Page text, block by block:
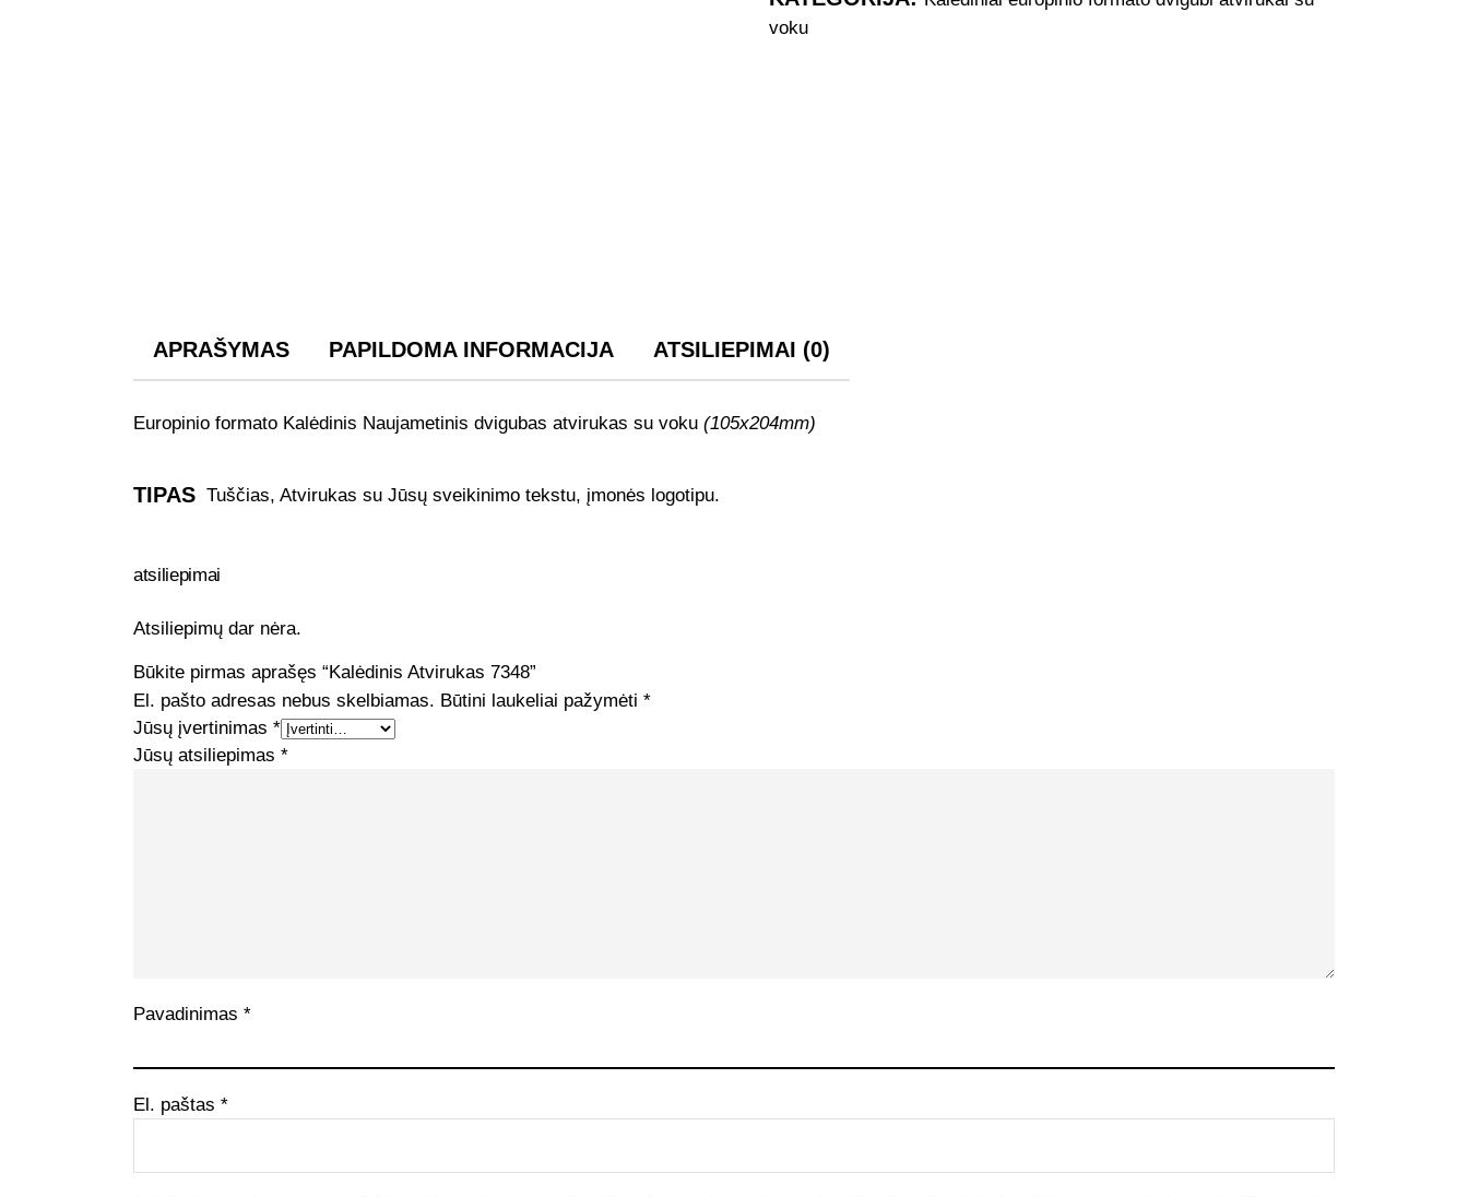
voku
APRAŠYMAS PAPILDOMA INFORMACIJA ATSILIEPIMAI (0)
Europinio formato Kalėdinis Naujametinis dvigubas atvirukas su voku (105x204mm)
TIPAS Tuščias, Atvirukas su Jūsų sveikinimo tekstu, įmonės logotipu.
atsiliepimai
Atsiliepimų dar nėra.
Būkite pirmas aprašęs “Kalėdinis Atvirukas 7348”
El. pašto adresas nebus skelbiamas. Būtini laukeliai pažymėti *
Jūsų įvertinimas *
Jūsų atsiliepimas *
Pavadinimas *
El. paštas *